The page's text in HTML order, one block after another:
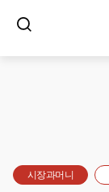
시장과머니